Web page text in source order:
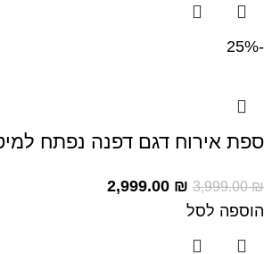
-25%
ספת אירוח דגם דפנה נפתח
3,999.00₪
2,999.00 ₪
הוספה לסל